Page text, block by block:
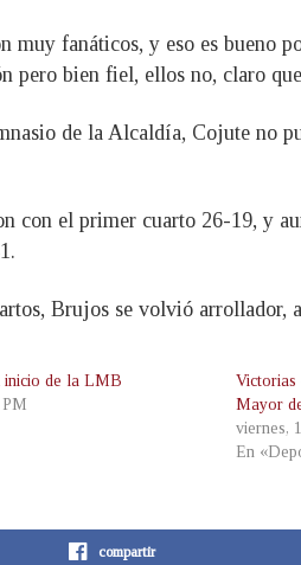
muy fanáticos, y eso es bueno
pero bien fiel, ellos no, claro
de la Alcaldía, Cojute no
con el primer cuarto 26-19, y
Brujos se volvió
inicio de la LMB
Victorias
Mayor
viernes,
En
compartir